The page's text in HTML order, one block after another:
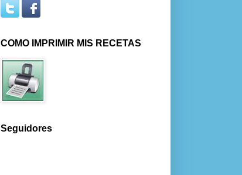
COMO IMPRIMIR MIS RECETAS
Seguidores